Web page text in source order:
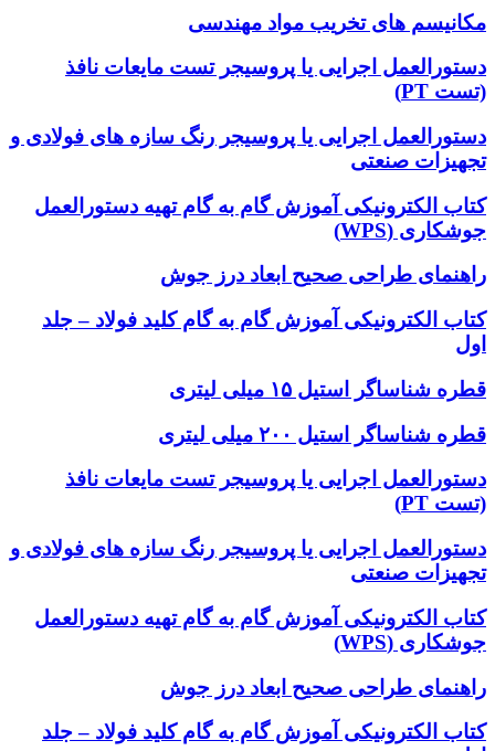
مکانیسم های تخریب مواد مهندسی
دستورالعمل اجرایی یا پروسیجر تست مایعات نافذ
(تست PT)
دستورالعمل اجرایی یا پروسیجر رنگ سازه های فولادی و
تجهیزات صنعتی
کتاب الکترونیکی آموزش گام به گام تهیه دستورالعمل
جوشکاری (WPS)
راهنمای طراحی صحیح ابعاد درز جوش
کتاب الکترونیکی آموزش گام به گام کلید فولاد – جلد
اول
قطره شناساگر استیل ۱۵ میلی لیتری
قطره شناساگر استیل ۲۰۰ میلی لیتری
دستورالعمل اجرایی یا پروسیجر تست مایعات نافذ
(تست PT)
دستورالعمل اجرایی یا پروسیجر رنگ سازه های فولادی و
تجهیزات صنعتی
کتاب الکترونیکی آموزش گام به گام تهیه دستورالعمل
جوشکاری (WPS)
راهنمای طراحی صحیح ابعاد درز جوش
کتاب الکترونیکی آموزش گام به گام کلید فولاد – جلد